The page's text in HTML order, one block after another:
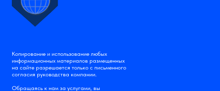
Копирование и использование любых
информационных материалов размещенных
на сайте разрешается только с письменного
согласия руководства компании.
Обращаясь к нам за услугами, вы